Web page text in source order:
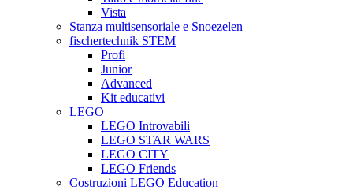
Vista
Stanza multisensoriale e Snoezelen
fischertechnik STEM
Profi
Junior
Advanced
Kit educativi
LEGO
LEGO Introvabili
LEGO STAR WARS
LEGO CITY
LEGO Friends
Costruzioni LEGO Education